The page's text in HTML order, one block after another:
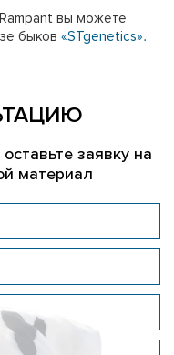
вы можете
быков «STgenetics».
заявку на
материал